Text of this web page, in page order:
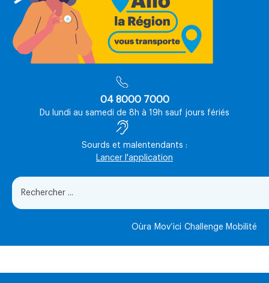
04 8000 7000
Du lundi au samedi de 8h à 19h sauf jours fériés
Sourds et malentendants :
Lancer l'application
Oùra Mov’ici Challenge Mobilité